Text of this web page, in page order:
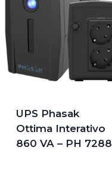
UPS Phasak
Ottima Interativo
860 VA – PH 7288